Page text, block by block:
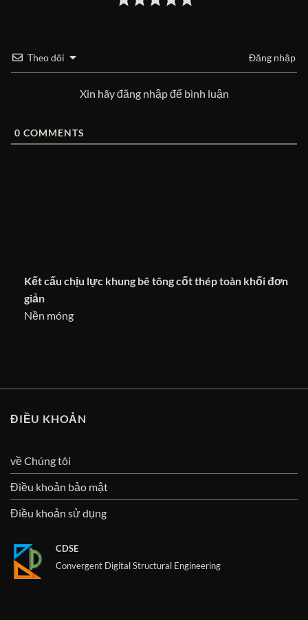
Theo dõi Đăng nhập
Xin hãy đăng nhập để bình luận
0 COMMENTS
Kết cấu chịu lực khung bê tông cốt thép toàn khối đơn
giản
Nền móng
ĐIỀU KHOẢN
về Chúng tôi
Điều khoản bảo mật
Điều khoản sử dụng
CDSE
Convergent Digital Structural Engineering